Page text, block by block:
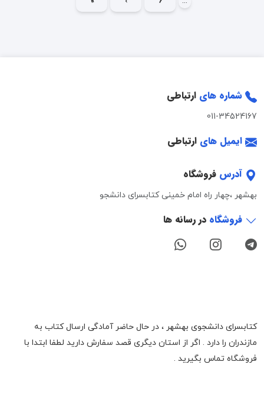
شماره های ارتباطی
011-34524167
ایمیل های ارتباطی
آدرس فروشگاه
بهشهر ،چهار راه امام خمینی کتابسرای دانشجو
فروشگاه در رسانه ها
کتابسرای دانشجوی بهشهر ، در حال حاضر آمادگی ارسال کتاب به
مازندران را دارد . اگر از استان دیگری قصد سفارش دارید لطفا ابتدا با
فروشگاه تماس بگیرید .